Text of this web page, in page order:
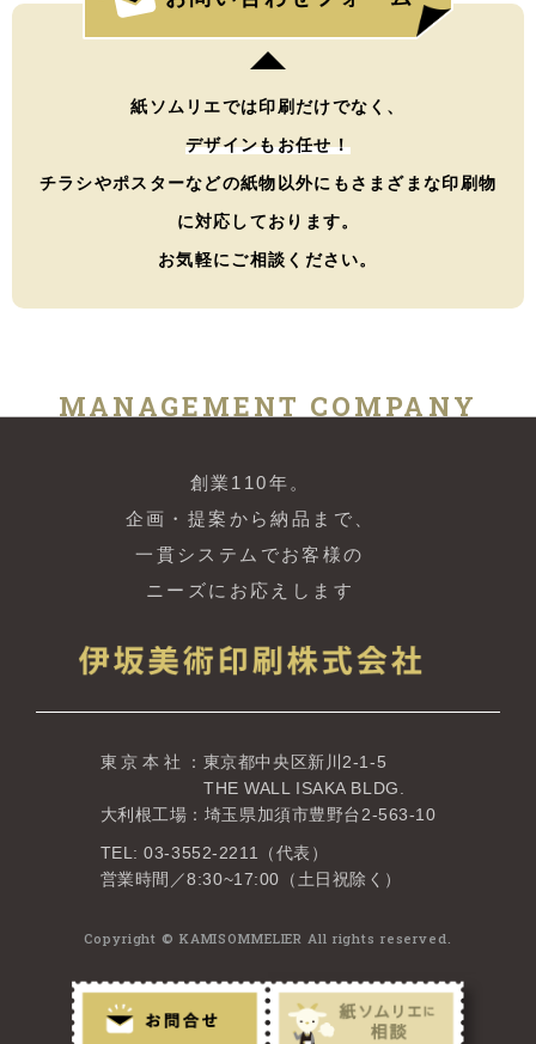
紙ソムリエでは印刷だけでなく、
デザインもお任せ！
チラシやポスターなどの紙物以外にもさまざまな印刷物
に対応しております。
お気軽にご相談ください。
MANAGEMENT COMPANY
創業110年。
企画・提案から納品まで、
一貫システムでお客様の
ニーズにお応えします
東京本社
：東京都中央区新川2-1-5
THE WALL ISAKA BLDG.
大利根工場：埼玉県加須市豊野台2-563-10
TEL: 03-3552-2211（代表）
営業時間／8:30~17:00（土日祝除く）
Copyright © KAMISOMMELIER All rights reserved.